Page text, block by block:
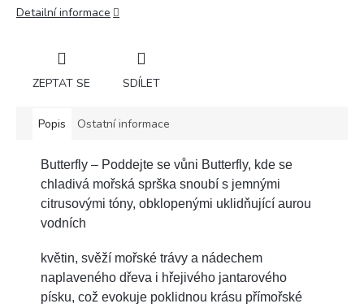
Detailní informace
ZEPTAT SE SDÍLET
Popis Ostatní informace
Butterfly – Poddejte se vůni Butterfly, kde se
chladivá mořská sprška snoubí s jemnými
citrusovými tóny, obklopenými uklidňující aurou
vodních
květin, svěží mořské trávy a nádechem
naplaveného dřeva i hřejivého jantarového
písku, což evokuje poklidnou krásu přímořské